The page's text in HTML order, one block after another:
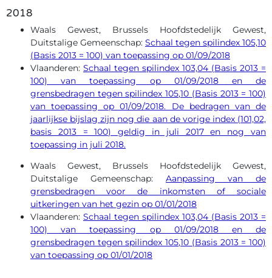
2018
Waals Gewest, Brussels Hoofdstedelijk Gewest,
Duitstalige Gemeenschap: Schaal tegen spilindex 105,10
(Basis 2013 = 100) van toepassing op 01/09/2018
Vlaanderen: Schaal tegen spilindex 103,04 (Basis 2013 =
100) van toepassing op 01/09/2018 en de
grensbedragen tegen spilindex 105,10 (Basis 2013 = 100)
van toepassing op 01/09/2018. De bedragen van de
jaarlijkse bijslag zijn nog die aan de vorige index (101,02,
basis 2013 = 100) geldig in juli 2017 en nog van
toepassing in juli 2018.
Waals Gewest, Brussels Hoofdstedelijk Gewest,
Duitstalige Gemeenschap: Aanpassing van de
grensbedragen voor de inkomsten of sociale
uitkeringen van het gezin op 01/01/2018
Vlaanderen: Schaal tegen spilindex 103,04 (Basis 2013 =
100) van toepassing op 01/09/2018 en de
grensbedragen tegen spilindex 105,10 (Basis 2013 = 100)
van toepassing op 01/01/2018